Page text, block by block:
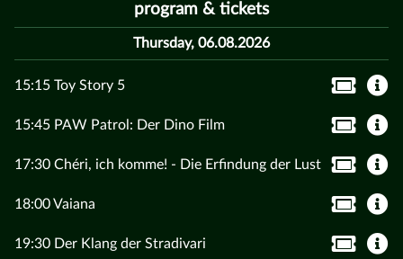
program & tickets
Thursday, 06.08.2026
15:15 Toy Story 5
15:45 PAW Patrol: Der Dino Film
17:30 Chéri, ich komme! - Die Erfindung der Lust
18:00 Vaiana
19:30 Der Klang der Stradivari